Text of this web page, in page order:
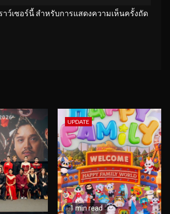
ว์เซอร์นี้ สำหรับการแสดงความเห็นครั้งถัด
UPDATE
1 min read